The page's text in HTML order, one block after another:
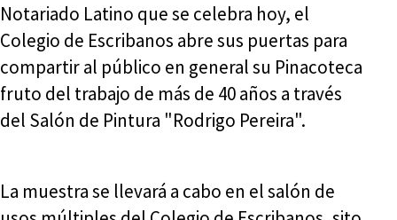
Notariado Latino que se celebra hoy, el
Colegio de Escribanos abre sus puertas para
compartir al público en general su Pinacoteca
fruto del trabajo de más de 40 años a través
del Salón de Pintura "Rodrigo Pereira".
La muestra se llevará a cabo en el salón de